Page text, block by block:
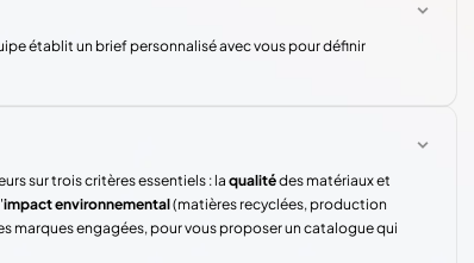
établit un brief personnalisé avec vous pour définir
sur trois critères essentiels : la qualitédes matériaux et
impact environnemental(matières recyclées, production
marques engagées, pour vous proposer un catalogue qui